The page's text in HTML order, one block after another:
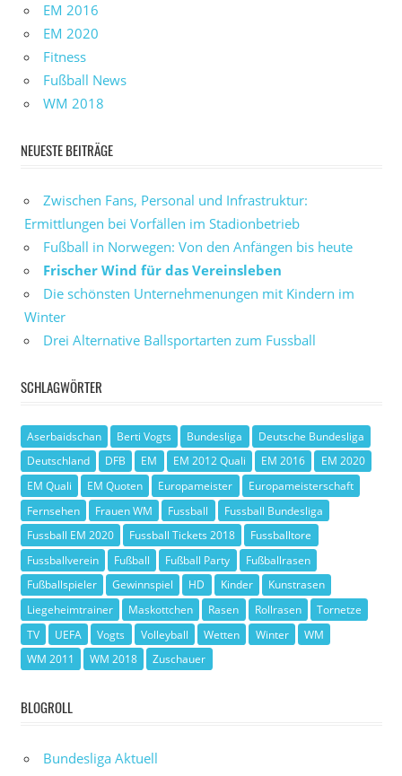
EM 2016
EM 2020
Fitness
Fußball News
WM 2018
NEUESTE BEITRÄGE
Zwischen Fans, Personal und Infrastruktur:
Ermittlungen bei Vorfällen im Stadionbetrieb
Fußball in Norwegen: Von den Anfängen bis heute
Frischer Wind für das Vereinsleben
Die schönsten Unternehmenungen mit Kindern im
Winter
Drei Alternative Ballsportarten zum Fussball
SCHLAGWÖRTER
Aserbaidschan Berti Vogts Bundesliga
Deutsche Bundesliga
Deutschland
DFB EM EM 2012 Quali EM 2016
EM 2020
EM Quali
EM Quoten Europameister
Europameisterschaft
Fernsehen
Frauen WM Fussball
Fussball Bundesliga
Fussball EM 2020
Fussball Tickets 2018
Fussballtore
Fussballverein
Fußball Fußball Party
Fußballrasen
Fußballspieler
Gewinnspiel HD Kinder
Kunstrasen
Liegeheimtrainer
Maskottchen Rasen Rollrasen
Tornetze
TV
UEFA Vogts Volleyball Wetten Winter
WM
WM 2011
WM 2018 Zuschauer
BLOGROLL
Bundesliga Aktuell